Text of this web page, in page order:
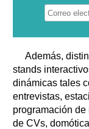
Además,
stands
dinámicas tales
entrevistas,
programación
de CVs,